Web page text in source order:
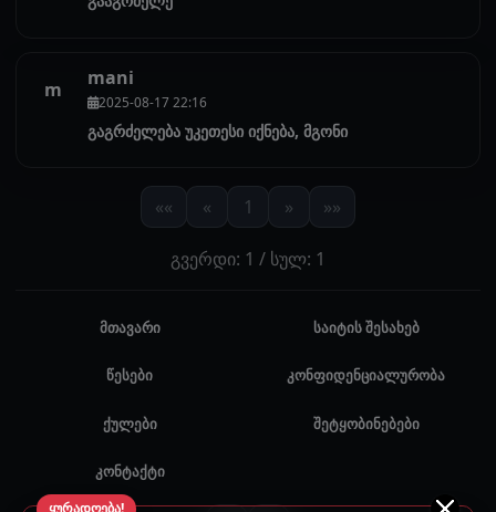
m mani
2025-08-17 22:16
გაგრძელება უკეთესი იქნება, მგონი
«« « 1 » »»
გვერდი: 1 / სულ: 1
მთავარი საიტის შესახებ
წესები კონფიდენციალურობა
ქულები შეტყობინებები
კონტაქტი